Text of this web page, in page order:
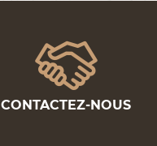
CONTACTEZ-NOUS